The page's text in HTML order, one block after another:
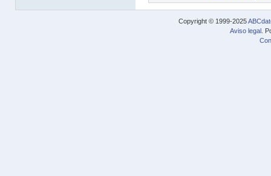
Copyright © 1999-2025
Aviso legal .